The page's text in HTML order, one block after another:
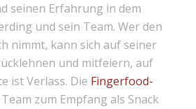
seinen Erfahrung in dem
und sein Team. Wer den
nimmt, kann sich auf seiner
und mitfeiern, auf
ist Verlass. Die Fingerfood-
zum Empfang als Snack